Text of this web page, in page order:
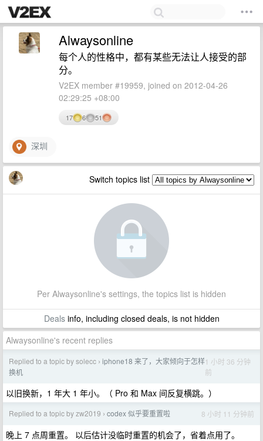
Alwaysonline
每个人的性格中，都有某些无法让人接受的部
分。
V2EX member #19959, joined on 2012-04-26
02:29:25 +08:00
17 6 51
深圳
Switch topics list
Per Alwaysonline's settings, the topics list is hidden
Dealsinfo, including closed deals, is not hidden
Alwaysonline's recent replies
Replied to a topic by solecc › iphone18 来了，大家倾向于怎样
换机
1 小时 36 分钟
前
以旧换新，1 年大 1 年小。（ Pro 和 Max 间反复横跳。）
Replied to a topic by zw2019 › codex 似乎要重置啦 8 小时 11 分钟前
晚上 7 点周重置。 以后估计没临时重置的机会了，省着点用了。